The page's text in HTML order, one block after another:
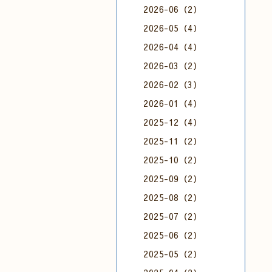
2026-06（2）
2026-05（4）
2026-04（4）
2026-03（2）
2026-02（3）
2026-01（4）
2025-12（4）
2025-11（2）
2025-10（2）
2025-09（2）
2025-08（2）
2025-07（2）
2025-06（2）
2025-05（2）